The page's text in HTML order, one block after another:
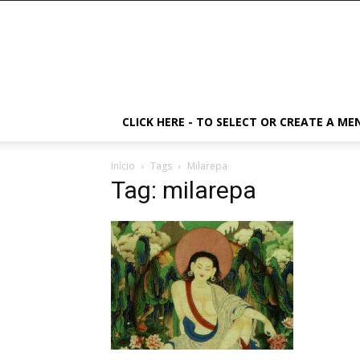
CLICK HERE - TO SELECT OR CREATE A
Início Tags Milarepa
Tag: milarepa